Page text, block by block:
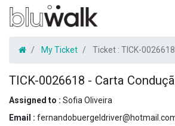
My Ticket Ticket : TICK-0026618
TICK-0026618 - Carta
Assigned to : Sofia Oliveira
Email :